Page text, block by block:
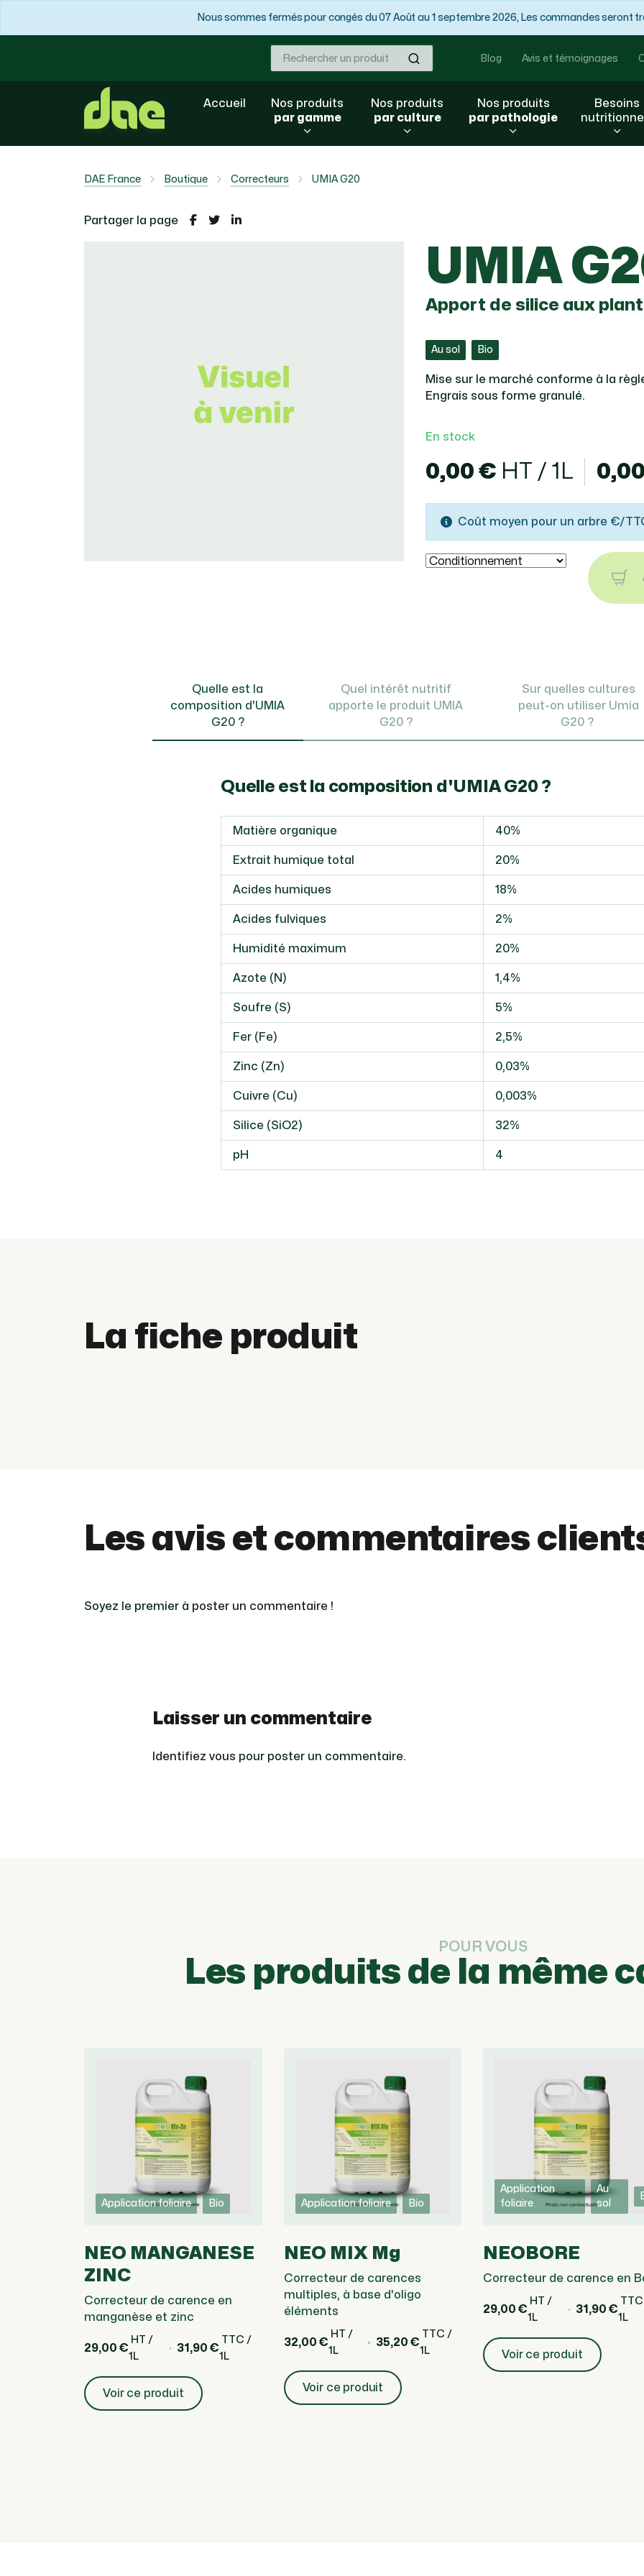
Nous sommes fermés pour congés du 07 Août au 1 septembre 2026, Les commandes seront
Blog Avis et témoignages
Accueil
Nos produits
par gamme
Nos produits
par culture
Nos produits
par pathologie
Besoins
DAE France Boutique Correcteurs UMIA G20
Partager la page
UMIA
Apport de silice aux
Au sol Bio
Mise sur le marché conforme à la
Engrais sous forme granulé.
En stock
0,00 € HT / 1L
Coût moyen pour un arbre €/
Quelle est la
composition d'UMIA
G20 ?
Quel intérêt nutritif
apporte le produit UMIA
G20 ?
Sur quelles cultures
peut-on utiliser Umia
G20 ?
Quelle est la composition d'UMIA G20 ?
Matière organique 40%
Extrait humique total 20%
Acides humiques 18%
Acides fulviques 2%
Humidité maximum 20%
Azote (N) 1,4%
Soufre (S) 5%
Fer (Fe) 2,5%
Zinc (Zn) 0,03%
Cuivre (Cu) 0,003%
Silice (SiO2) 32%
pH 4
La fiche produit
Les avis et commentaires
Soyez le premier à poster un commentaire !
Laisser un commentaire
Identifiez vous pour poster un commentaire.
POUR VOUS
Les produits de la même
Application foliaire Bio
NEO MANGANESE
ZINC
Correcteur de carence en
manganèse et zinc
29,00 €
HT /
1L
31,90 €
TTC /
1L
Voir ce produit
Application foliaire Bio
NEO MIX Mg
Correcteur de carences
multiples, à base d'oligo
éléments
32,00 €
HT /
1L
35,20 €
TTC /
1L
Voir ce produit
Application
foliaire
Au
sol
NEOBORE
Correcteur de carence en
29,00 €
HT /
1L
31,90 €
1L
Voir ce produit